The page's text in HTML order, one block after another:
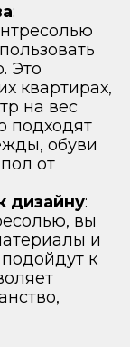
:
Это
квартирах,
на вес
подходят
обуви
от
дизайну:
вы
и
к